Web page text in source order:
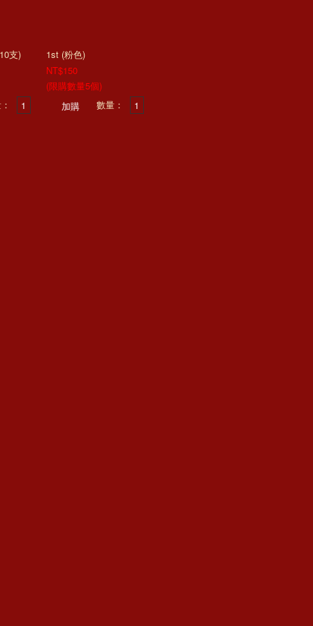
支)
1st (粉色)
NT$150
(限購數量5個)
數量：